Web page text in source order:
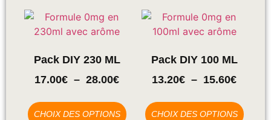
Pack DIY 230 ML
17.00€ – 28.00€
CHOIX DES OPTIONS
Pack DIY 100 ML
13.20€ – 15.60€
CHOIX DES OPTIONS